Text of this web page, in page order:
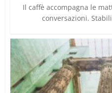
Il caffè accompagna le
conversazioni.